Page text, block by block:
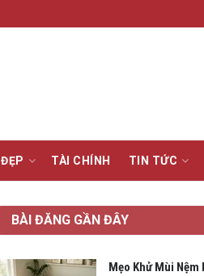
TÀI CHÍNH TIN TỨC
BÀI ĐĂNG GẦN ĐÂY
Mẹo Khử Mùi Nệm